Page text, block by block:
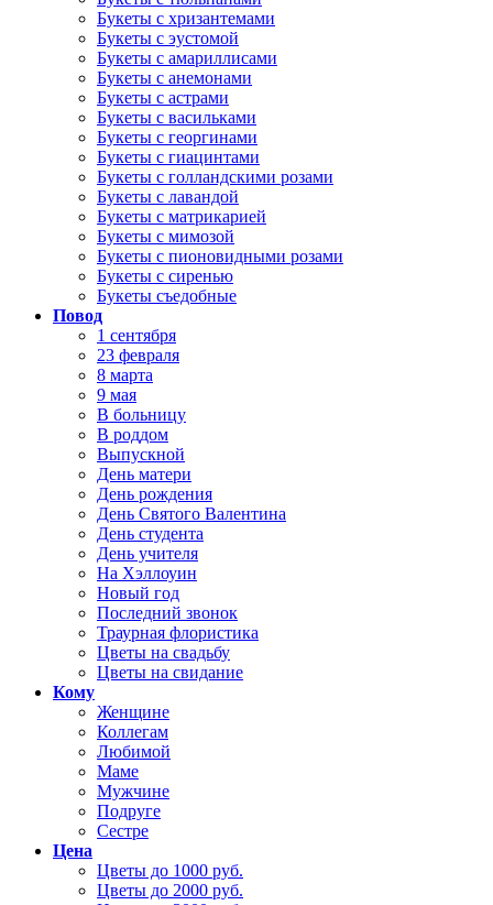
Букеты с хризантемами
Букеты с эустомой
Букеты с амариллисами
Букеты с анемонами
Букеты с астрами
Букеты с васильками
Букеты с георгинами
Букеты с гиацинтами
Букеты с голландскими розами
Букеты с лавандой
Букеты с матрикарией
Букеты с мимозой
Букеты с пионовидными розами
Букеты с сиренью
Букеты съедобные
Повод
1 сентября
23 февраля
8 марта
9 мая
В больницу
В роддом
Выпускной
День матери
День рождения
День Святого Валентина
День студента
День учителя
На Хэллоуин
Новый год
Последний звонок
Траурная флористика
Цветы на свадьбу
Цветы на свидание
Кому
Женщине
Коллегам
Любимой
Маме
Мужчине
Подруге
Сестре
Цена
Цветы до 1000 руб.
Цветы до 2000 руб.